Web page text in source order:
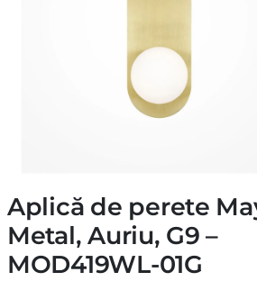
Aplică de perete
Metal, Auriu, G9 –
MOD419WL-01G